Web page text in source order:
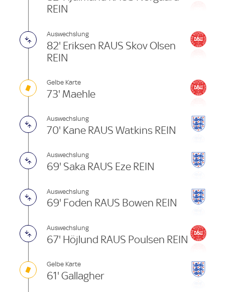
REIN
Auswechslung
82' Eriksen RAUS Skov Olsen
REIN
Gelbe Karte
73' Maehle
Auswechslung
70' Kane RAUS Watkins REIN
Auswechslung
69' Saka RAUS Eze REIN
Auswechslung
69' Foden RAUS Bowen REIN
Auswechslung
67' Höjlund RAUS Poulsen REIN
Gelbe Karte
61' Gallagher